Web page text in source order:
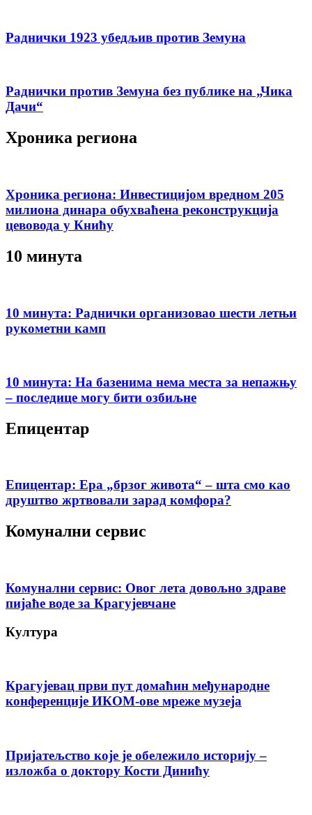
Раднички 1923 убедљив против Земуна
Раднички против Земуна без публике на „Чика
Дачи“
Хроника региона
Хроника региона: Инвестицијом вредном 205
милиона динара обухваћена реконструкција
цевовода у Книћу
10 минута
10 минута: Раднички организовао шести летњи
рукометни камп
10 минута: На базенима нема места за непажњу
– последице могу бити озбиљне
Епицентар
Епицентар: Ера „брзог живота“ – шта смо као
друштво жртвовали зарад комфора?
Комунални сервис
Комунални сервис: Овог лета довољно здраве
пијаће воде за Крагујевчане
Култура
Крагујевац први пут домаћин међународне
конференције ИКОМ-ове мреже музеја
Пријатељство које је обележило историју –
изложба о доктору Кости Динићу